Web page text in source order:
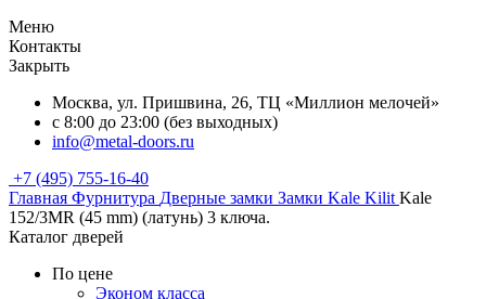
Меню
Контакты
Закрыть
Москва, ул. Пришвина, 26, ТЦ «Миллион мелочей»
с 8:00 до 23:00 (без выходных)
info@metal-doors.ru
+7 (495) 755-16-40
Главная Фурнитура Дверные замки Замки Kale Kilit Kale
152/3MR (45 mm) (латунь) 3 ключа.
Каталог дверей
По цене
Эконом класса